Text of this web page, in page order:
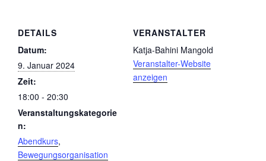
DETAILS
Datum:
9. Januar 2024
Zeit:
18:00 - 20:30
Veranstaltungskategorie
n:
Abendkurs,
Bewegungsorganisation
VERANSTALTER
Katja-Bahini Mangold
Veranstalter-Website
anzeigen